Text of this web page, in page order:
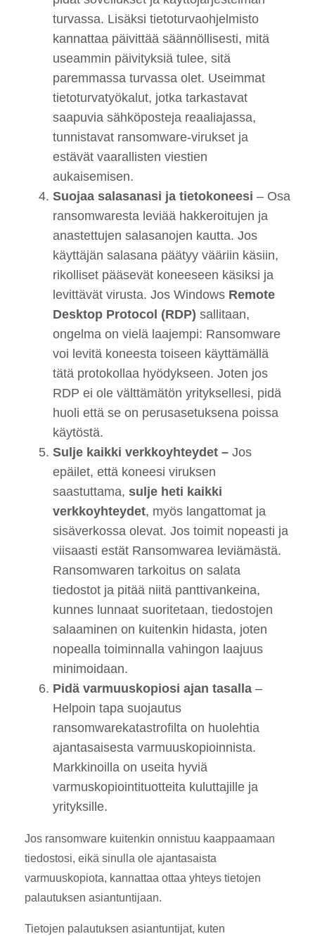
turvassa. Lisäksi tietoturvaohjelmisto
kannattaa päivittää säännöllisesti, mitä
useammin päivityksiä tulee, sitä
paremmassa turvassa olet. Useimmat
tietoturvatyökalut, jotka tarkastavat
saapuvia sähköposteja reaaliajassa,
tunnistavat ransomware-virukset ja
estävät vaarallisten viestien
aukaisemisen.
Suojaa salasanasi ja tietokoneesi – Osa
ransomwaresta leviää hakkeroitujen ja
anastettujen salasanojen kautta. Jos
käyttäjän salasana päätyy vääriin käsiin,
rikolliset pääsevät koneeseen käsiksi ja
levittävät virusta. Jos Windows Remote
Desktop Protocol (RDP) sallitaan,
ongelma on vielä laajempi: Ransomware
voi levitä koneesta toiseen käyttämällä
tätä protokollaa hyödykseen. Joten jos
RDP ei ole välttämätön yrityksellesi, pidä
huoli että se on perusasetuksena poissa
käytöstä.
Sulje kaikki verkkoyhteydet – Jos
epäilet, että koneesi viruksen
saastuttama, sulje heti kaikki
verkkoyhteydet, myös langattomat ja
sisäverkossa olevat. Jos toimit nopeasti ja
viisaasti estät Ransomwarea leviämästä.
Ransomwaren tarkoitus on salata
tiedostot ja pitää niitä panttivankeina,
kunnes lunnaat suoritetaan, tiedostojen
salaaminen on kuitenkin hidasta, joten
nopealla toiminnalla vahingon laajuus
minimoidaan.
Pidä varmuuskopiosi ajan tasalla –
Helpoin tapa suojautus
ransomwarekatastrofilta on huolehtia
ajantasaisesta varmuuskopioinnista.
Markkinoilla on useita hyviä
varmuskopiointituotteita kuluttajille ja
yrityksille.
Jos ransomware kuitenkin onnistuu kaappaamaan
tiedostosi, eikä sinulla ole ajantasaista
varmuuskopiota, kannattaa ottaa yhteys tietojen
palautuksen asiantuntijaan.
Tietojen palautuksen asiantuntijat, kuten